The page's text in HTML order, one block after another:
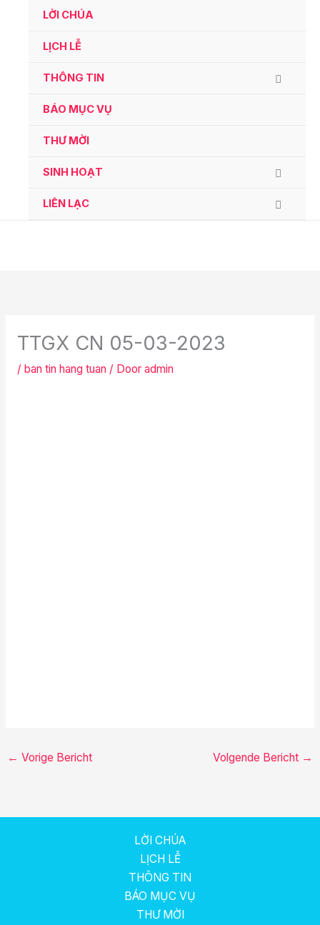
LỜI CHÚA
LỊCH LỄ
THÔNG TIN
BÁO MỤC VỤ
THƯ MỜI
SINH HOẠT
LIÊN LẠC
TTGX CN 05-03-2023
/ ban tin hang tuan / Door admin
← Vorige Bericht Volgende Bericht →
LỜI CHÚA
LỊCH LỄ
THÔNG TIN
BÁO MỤC VỤ
THƯ MỜI